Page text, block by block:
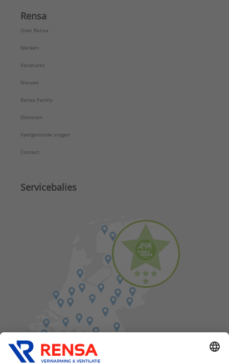
Rensa
Over Rensa
Merken
Vacatures
Nieuws
Rensa Family
Diensten
Veelgestelde vragen
Contact
Servicebalies